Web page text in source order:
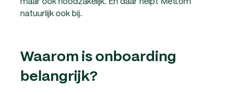
natuurlijk ook bij.
Waarom is onboarding
belangrijk?